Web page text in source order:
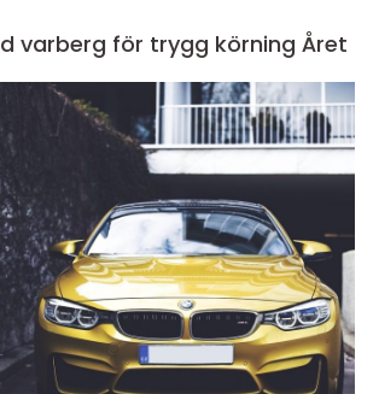
varberg för trygg körning Året